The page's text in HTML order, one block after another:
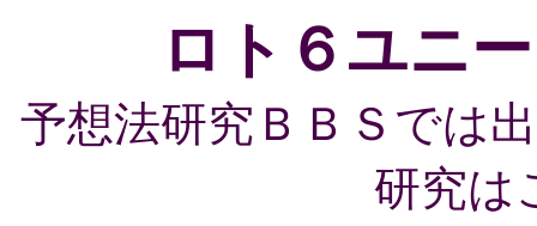
ロト６ユニ
予想法研究ＢＢＳでは
研究は